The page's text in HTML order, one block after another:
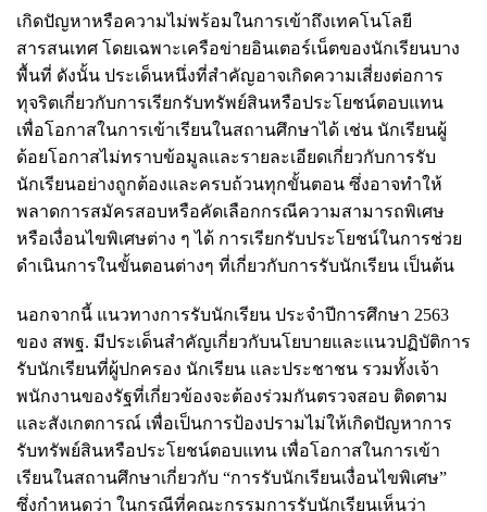
เกิดปัญหาหรือความไม่พร้อมในการเข้าถึงเทคโนโลยี
สารสนเทศ โดยเฉพาะเครือข่ายอินเตอร์เน็ตของนักเรียนบาง
พื้นที่ ดังนั้น ประเด็นหนึ่งที่สำคัญอาจเกิดความเสี่ยงต่อการ
ทุจริตเกี่ยวกับการเรียกรับทรัพย์สินหรือประโยชน์ตอบแทน
เพื่อโอกาสในการเข้าเรียนในสถานศึกษาได้ เช่น นักเรียนผู้
ด้อยโอกาสไม่ทราบข้อมูลและรายละเอียดเกี่ยวกับการรับ
นักเรียนอย่างถูกต้องและครบถ้วนทุกขั้นตอน ซึ่งอาจทำให้
พลาดการสมัครสอบหรือคัดเลือกกรณีความสามารถพิเศษ
หรือเงื่อนไขพิเศษต่าง ๆ ได้ การเรียกรับประโยชน์ในการช่วย
ดำเนินการในขั้นตอนต่างๆ ที่เกี่ยวกับการรับนักเรียน เป็นต้น
นอกจากนี้ แนวทางการรับนักเรียน ประจำปีการศึกษา 2563
ของ สพฐ. มีประเด็นสำคัญเกี่ยวกับนโยบายและแนวปฏิบัติการ
รับนักเรียนที่ผู้ปกครอง นักเรียน และประชาชน รวมทั้งเจ้า
พนักงานของรัฐที่เกี่ยวข้องจะต้องร่วมกันตรวจสอบ ติดตาม
และสังเกตการณ์ เพื่อเป็นการป้องปรามไม่ให้เกิดปัญหาการ
รับทรัพย์สินหรือประโยชน์ตอบแทน เพื่อโอกาสในการเข้า
เรียนในสถานศึกษาเกี่ยวกับ “การรับนักเรียนเงื่อนไขพิเศษ”
ซึ่งกำหนดว่า ในกรณีที่คณะกรรมการรับนักเรียนเห็นว่า